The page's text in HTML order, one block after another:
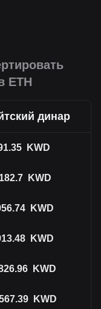
ETH
динар
KWD
KWD
KWD
KWD
KWD
KWD